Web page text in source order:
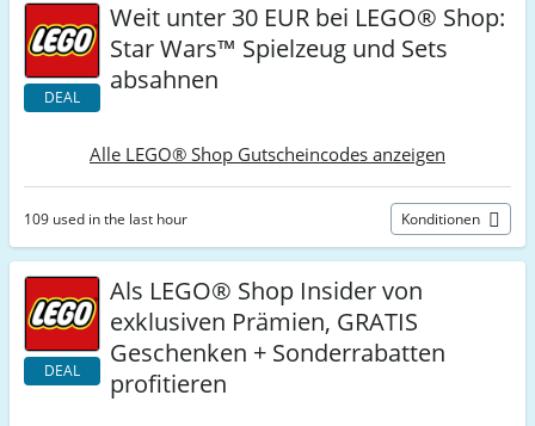
DEAL
Weit unter 30 EUR bei LEGO® Shop:
Star Wars™ Spielzeug und Sets
absahnen
Alle LEGO® Shop Gutscheincodes anzeigen
109 used in the last hour Konditionen
DEAL
Als LEGO® Shop Insider von
exklusiven Prämien, GRATIS
Geschenken + Sonderrabatten
profitieren